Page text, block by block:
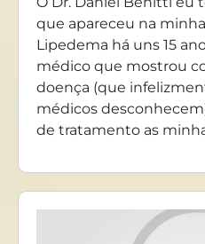
que apareceu na
Lipedema há uns 15
médico que mostrou
doença (que
médicos
de tratamento as